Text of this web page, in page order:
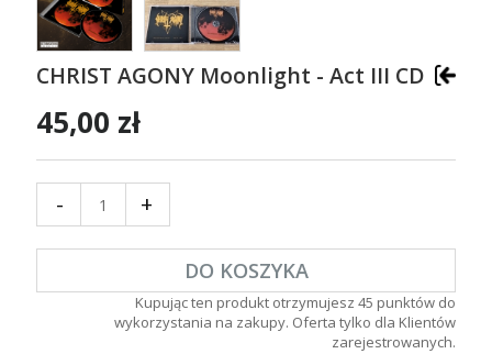
CHRIST AGONY Moonlight - Act III CD
45,00 zł
- +
DO KOSZYKA
Kupując ten produkt otrzymujesz 45 punktów do
wykorzystania na zakupy. Oferta tylko dla Klientów
zarejestrowanych.